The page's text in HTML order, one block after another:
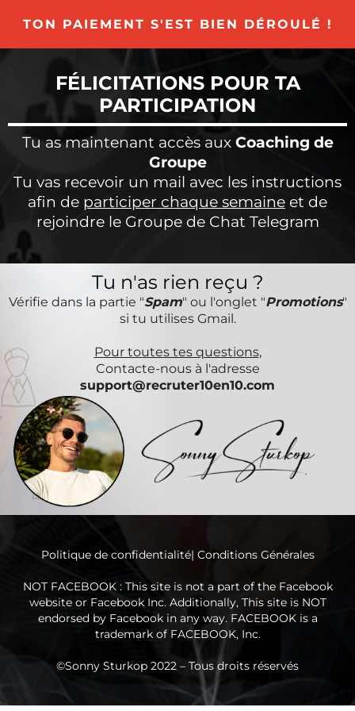
TON PAIEMENT S'EST BIEN DÉROULÉ !
FÉLICITATIONS POUR TA
PARTICIPATION
Tu as maintenant accès aux Coaching de
Groupe
Tu vas recevoir un mail avec les instructions
afin de participer chaque semaine et de
rejoindre le Groupe de Chat Telegram
Tu n'as rien reçu ?
Vérifie dans la partie "Spam" ou l'onglet "Promotions"
si tu utilises Gmail.
Pour toutes tes questions,
Contacte-nous à l'adresse
support@recruter10en10.com
Politique de confidentialité| Conditions Générales
NOT FACEBOOK : This site is not a part of the Facebook
website or Facebook Inc. Additionally, This site is NOT
endorsed by Facebook in any way. FACEBOOK is a
trademark of FACEBOOK, Inc.
©Sonny Sturkop 2022 – Tous droits réservés